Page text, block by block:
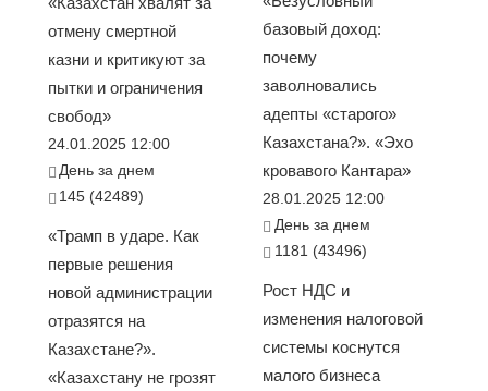
отмену смертной
казни и критикуют за
пытки и ограничения
свобод»
24.01.2025 12:00
День за днем
145 (42489)
«Трамп в ударе. Как
первые решения
новой администрации
отразятся на
Казахстане?».
«Казахстану не грозят
базовый доход:
почему
заволновались
адепты «старого»
Казахстана?». «Эхо
кровавого Кантара»
28.01.2025 12:00
День за днем
1181 (43496)
Рост НДС и
изменения налоговой
системы коснутся
малого бизнеса